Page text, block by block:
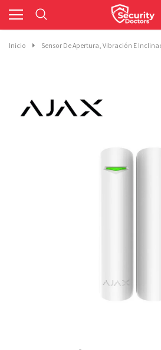
Inicio Sensor De Apertura, Vibración E